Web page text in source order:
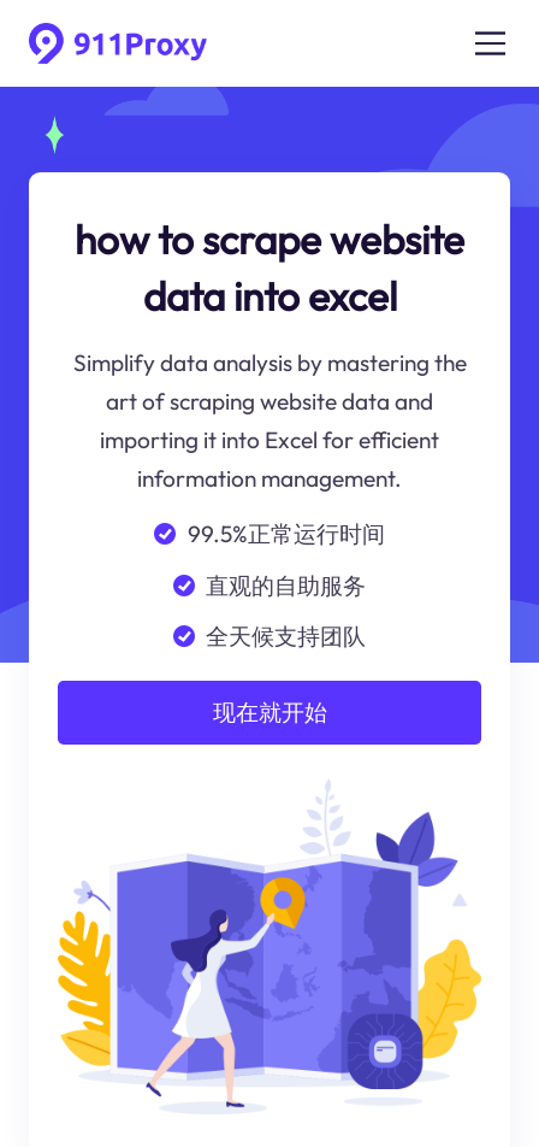
how to scrape website
data into excel
Simplify data analysis by mastering the
art of scraping website data and
importing it into Excel for efficient
information management.
99.5%正常运行时间
直观的自助服务
全天候支持团队
现在就开始